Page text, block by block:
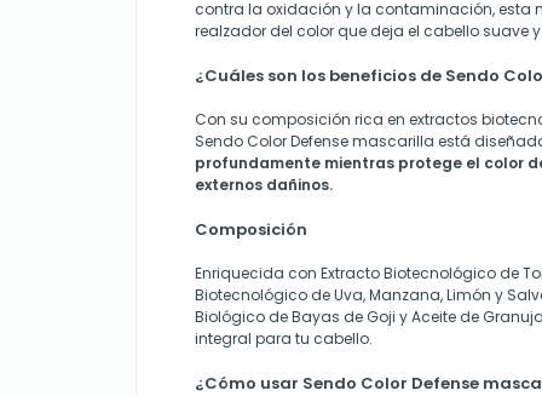
contra la oxidación y la contaminación, esta
realzador del color que deja el cabello suave
¿Cuáles son los beneficios de Sendo
Con su composición rica en extractos
Sendo Color Defense mascarilla está
profundamente mientras protege el color
externos dañinos.
Composición
Enriquecida con Extracto Biotecnológico de
Biotecnológico de Uva, Manzana, Limón y
Biológico de Bayas de Goji y Aceite de
integral para tu cabello.
¿Cómo usar Sendo Color Defense